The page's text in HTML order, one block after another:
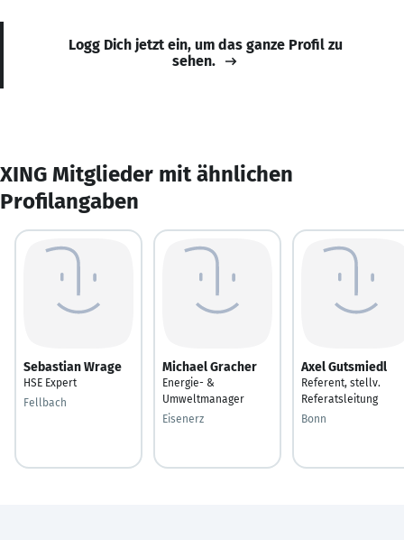
Logg Dich jetzt ein, um das ganze Profil zu
sehen.
XING Mitglieder mit ähnlichen
Profilangaben
Sebastian Wrage
HSE Expert
Fellbach
Michael Gracher
Energie- &
Umweltmanager
Eisenerz
Axel Gutsmiedl
Referent, stellv.
Referatsleitung
Bonn